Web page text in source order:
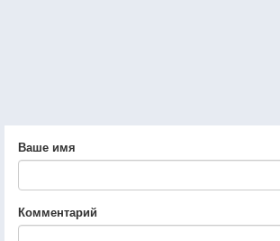
Ваше имя
Комментарий